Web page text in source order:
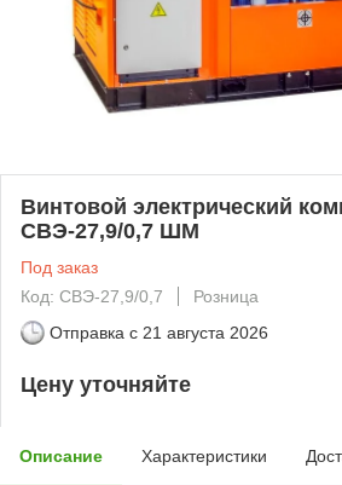
Винтовой электрический
СВЭ-27,9/0,7 ШМ
Под заказ
Код: СВЭ-27,9/0,7
Розница
Отправка с 21 августа 2026
Цену уточняйте
Описание Характеристики